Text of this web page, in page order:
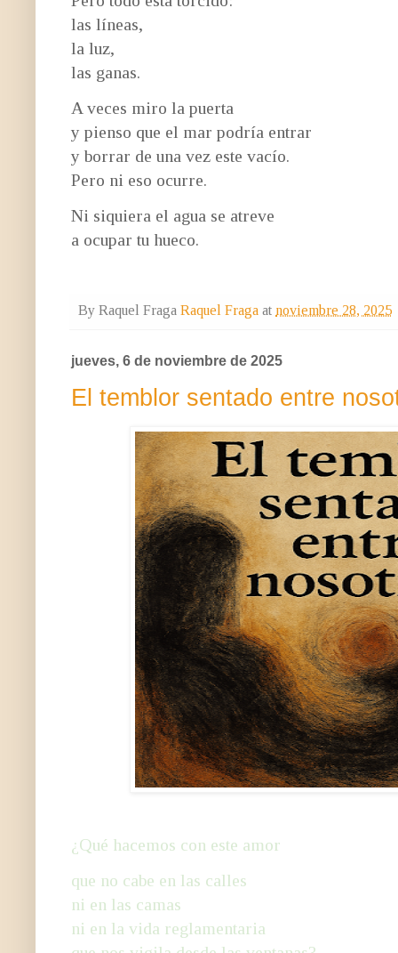
las líneas,
la luz,
las ganas.
A veces miro la puerta
y pienso que el mar podría entrar
y borrar de una vez este vacío.
Pero ni eso ocurre.
Ni siquiera el agua se atreve
a ocupar tu hueco.
By Raquel Fraga Raquel Fraga at noviembre 28, 2025
jueves, 6 de noviembre de 2025
El temblor sentado entre
¿Qué hacemos con este amor
que no cabe en las calles
ni en las camas
ni en la vida reglamentaria